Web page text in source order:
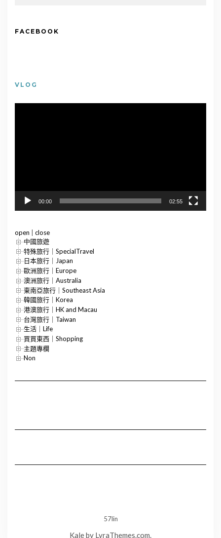
FACEBOOK
VLOG
00:00 02:55
open
close
中國旅遊
特殊旅行｜SpecialTravel
日本旅行｜Japan
歐洲旅行｜Europe
澳洲旅行｜Australia
東南亞旅行｜Southeast Asia
韓國旅行｜Korea
港澳旅行｜HK and Macau
台灣旅行｜Taiwan
生活｜Life
買買東西｜Shopping
主題專欄
Non
57lin
Kaleby LyraThemes.com.